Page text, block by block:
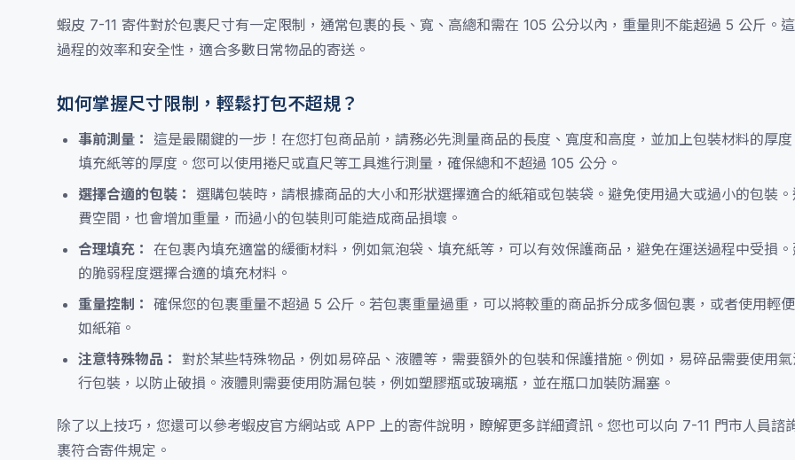
蝦皮 7-11 寄件對於包裹尺寸有一定限制，通常包裹的長、寬、高總和需在 105 公分以內，重量則不能超過 5 公斤。
過程的效率和安全性，適合多數日常物品的寄送。
如何掌握尺寸限制，輕鬆打包不超規？
事前測量：
這是最關鍵的一步！在您打包商品前，請務必先測量商品的長度、寬度和高度，並加上包裝材料的厚
填充紙等的厚度。您可以使用捲尺或直尺等工具進行測量，確保總和不超過 105 公分。
選擇合適的包裝：
選購包裝時，請根據商品的大小和形狀選擇適合的紙箱或包裝袋。避免使用過大或過小的包裝
費空間，也會增加重量，而過小的包裝則可能造成商品損壞。
合理填充： 在包裹內填充適當的緩衝材料，例如氣泡袋、填充紙等，可以有效保護商品，避免在運送過程中受損
的脆弱程度選擇合適的填充材料。
重量控制： 確保您的包裹重量不超過 5 公斤。若包裹重量過重，可以將較重的商品拆分成多個包裹，或者使用輕
如紙箱。
注意特殊物品： 對於某些特殊物品，例如易碎品、液體等，需要額外的包裝和保護措施。例如，易碎品需要使用
行包裝，以防止破損。液體則需要使用防漏包裝，例如塑膠瓶或玻璃瓶，並在瓶口加裝防漏塞。
除了以上技巧，您還可以參考蝦皮官方網站或 APP 上的寄件說明，瞭解更多詳細資訊。您也可以向 7-11 門市人員諮
裹符合寄件規定。